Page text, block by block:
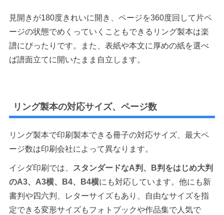
見開きが180度きれいに開き、ページを360度回して片ペ
ージの状態でめくっていくこともできるリング製本は楽
譜にぴったりです。また、表紙や本文に厚めの紙を選べ
ば譜面立てに開いたまま自立します。
リング製本の対応サイズ、ページ数
リング製本で印刷製本できる冊子の対応サイズ、最大ペ
ージ数は印刷会社によって異なります。
イシダ印刷では、
スタンダードなA判、B判をはじめ大判
のA3、A3横、B4、B4横にも対応しています。他にも新
書判や四六判、レターサイズもあり、自由なサイズを指
定できる変形サイズもフォトブックや作品集で人気で